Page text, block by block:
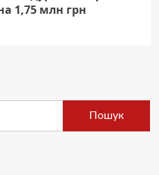
1,75 млн грн
Пошук